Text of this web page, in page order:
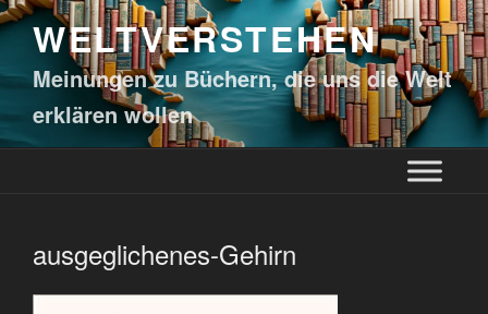
WELTVERSTEHEN
Meinungen zu Büchern, die uns die Welt
erklären wollen
ausgeglichenes-Gehirn